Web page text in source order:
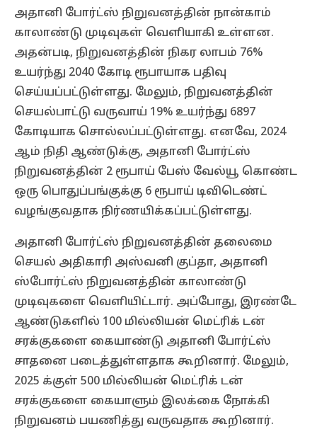
அதானி போர்ட்ஸ் நிறுவனத்தின் நான்காம்
காலாண்டு முடிவுகள் வெளியாகி உள்ளன.
அதன்படி, நிறுவனத்தின் நிகர லாபம் 76%
உயர்ந்து 2040 கோடி ரூபாயாக பதிவு
செய்யப்பட்டுள்ளது. மேலும், நிறுவனத்தின்
செயல்பாட்டு வருவாய் 19% உயர்ந்து 6897
கோடியாக சொல்லப்பட்டுள்ளது. எனவே, 2024
ஆம் நிதி ஆண்டுக்கு, அதானி போர்ட்ஸ்
நிறுவனத்தின் 2 ரூபாய் பேஸ் வேல்யூ கொண்ட
ஒரு பொதுப்பங்குக்கு 6 ரூபாய் டிவிடெண்ட்
வழங்குவதாக நிர்ணயிக்கப்பட்டுள்ளது.
அதானி போர்ட்ஸ் நிறுவனத்தின் தலைமை
செயல் அதிகாரி அஸ்வனி குப்தா, அதானி
ஸ்போர்ட்ஸ் நிறுவனத்தின் காலாண்டு
முடிவுகளை வெளியிட்டார். அப்போது, இரண்டே
ஆண்டுகளில் 100 மில்லியன் மெட்ரிக் டன்
சரக்குகளை கையாண்டு அதானி போர்ட்ஸ்
சாதனை படைத்துள்ளதாக கூறினார். மேலும்,
2025 க்குள் 500 மில்லியன் மெட்ரிக் டன்
சரக்குகளை கையாளும் இலக்கை நோக்கி
நிறுவனம் பயணித்து வருவதாக கூறினார்.